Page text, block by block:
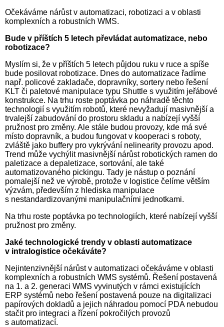
Očekáváme nárůst v automatizaci, robotizaci a v oblasti
komplexních a robustních WMS.
Bude v příštích 5 letech převládat automatizace, nebo
robotizace?
Myslím si, že v příštích 5 letech půjdou ruku v ruce a spíše
bude posilovat robotizace. Dnes do automatizace řadíme
např. policové zakladače, dopravníky, sortery nebo řešení
KLT či paletové manipulace typu Shuttle s využitím jeřábové
konstrukce. Na trhu roste poptávka po náhradě těchto
technologií s využitím robotů, které nevyžadují masivnější a
trvalejší zabudování do prostoru skladu a nabízejí vyšší
pružnost pro změny. Ale stále budou provozy, kde má své
místo dopravník, a budou fungovat v kooperaci s roboty,
zvláště jako buffery pro vykrývání nelinearity provozu apod.
Trend může vychýlit masivnější nárůst robotických ramen do
paletizace a depaletizace, sortování, ale také
automatizovaného pickingu. Tady je nástup o poznání
pomalejší než ve výrobě, protože v logistice čelíme větším
výzvám, především z hlediska manipulace
s nestandardizovanými manipulačními jednotkami.
Na trhu roste poptávka po technologiích, které nabízejí vyšší
pružnost pro změny.
Jaké technologické trendy v oblasti automatizace
v intralogistice očekáváte?
Nejintenzivnější nárůst v automatizaci očekáváme v oblasti
komplexních a robustních WMS systémů. Řešení postavená
na 1. a 2. generaci WMS vyvinutých v rámci existujících
ERP systémů nebo řešení postavená pouze na digitalizaci
papírových dokladů a jejich náhradou pomocí PDA nebudou
stačit pro integraci a řízení pokročilých provozů
s automatizací.